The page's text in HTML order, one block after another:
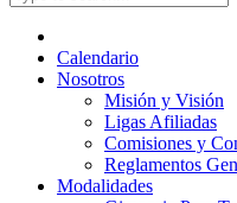
Calendario
Nosotros
Misión y Visión
Ligas Afiliadas
Comisiones y
Reglamentos
Modalidades